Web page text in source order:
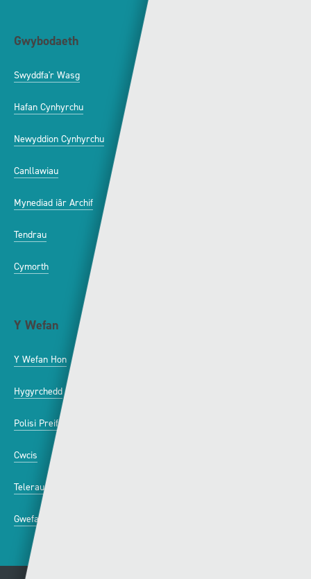
Gwybodaeth
Swyddfa'r Wasg
Hafan Cynhyrchu
Newyddion Cynhyrchu
Canllawiau
Mynediad iâr Archif
Tendrau
Cymorth
Y Wefan
Y Wefan Hon
Hygyrchedd
Polisi Preifatrwydd
Cwcis
Telerau ac Amodau
Gwefannau A-Y